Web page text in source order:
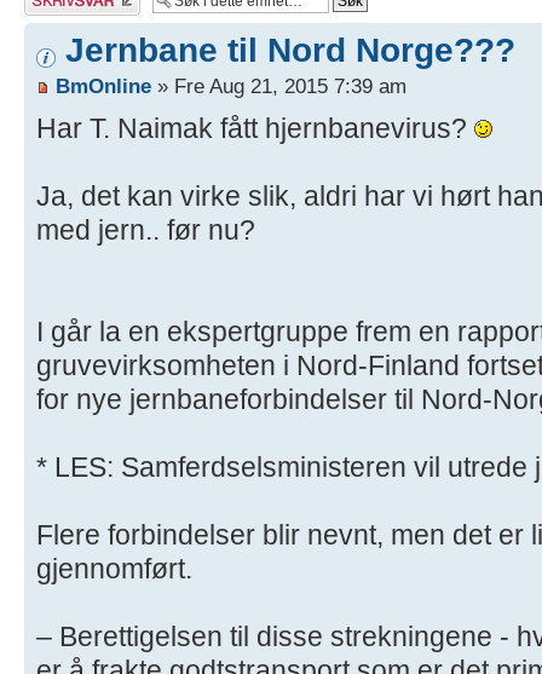
Jernbane til Nord Norge???
BmOnline » Fre Aug 21, 2015 7:39 am
Har T. Naimak fått hjernbanevirus?
Ja, det kan virke slik, aldri har vi hørt
med jern.. før nu?
I går la en ekspertgruppe frem en
gruvevirksomheten i Nord-Finland
for nye jernbaneforbindelser til Nord-
* LES: Samferdselsministeren vil utrede
Flere forbindelser blir nevnt, men det er
gjennomført.
– Berettigelsen til disse strekningene -